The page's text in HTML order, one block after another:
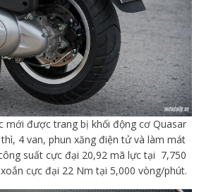
mới được trang bị khối động cơ Quasar
4 van, phun xăng điện tử và làm mát
suất cực đại 20,92 mã lực tại 7,750
cực đại 22 Nm tại 5,000 vòng/phút.